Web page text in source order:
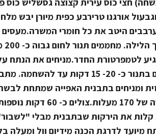
וגבעול אורגנו טרירבע כפית מיורן יבש
היטב את כל חומרי
לטמפרטורת החדר.מניחים את הנתח
תבנית (ריקה), צולים בתנור כ- 20-
ומניחים בתבנית האפייה שמתחת
את הירקות שבתבנית מבלי
מיועד לדרגת הכנה מידיום וול